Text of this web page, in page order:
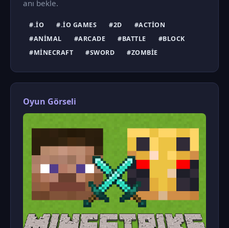
anı bekle.
#.IO #.IO GAMES #2D
#ACTION
#ANIMAL
#ARCADE #BATTLE
#BLOCK
#MINECRAFT
#SWORD #ZOMBIE
Oyun Görseli